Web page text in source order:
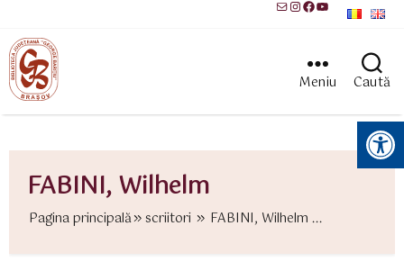
MailInstagram
Facebook
YouTube
Meniu Caută
Instrumente pentru accesibilitate
FABINI, Wilhelm
Pagina principală scriitori FABINI, Wilhelm ...